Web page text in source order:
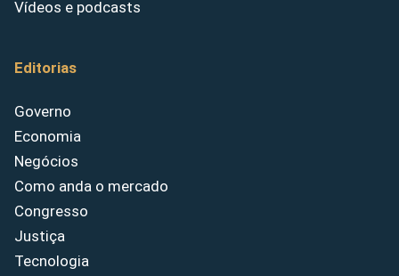
Vídeos e podcasts
Editorias
Governo
Economia
Negócios
Como anda o mercado
Congresso
Justiça
Tecnologia